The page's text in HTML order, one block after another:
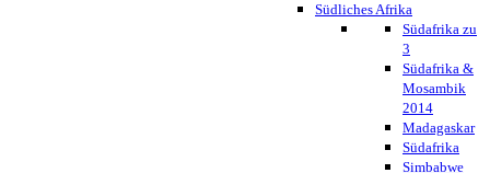
Südliches Afrika
Südafrika zu
3
Südafrika &
Mosambik
2014
Madagaskar
Südafrika
Simbabwe